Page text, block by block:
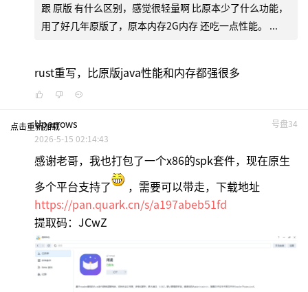
跟 原版 有什么区别，感觉很轻量啊 比原本少了什么功能，
用了好几年原版了，原本内存2G内存 还吃一点性能。 ...
rust重写，比原版java性能和内存都强很多
点击重新加载 号盘34
Uparrows
2026-5-15 02:14:43
感谢老哥，我也打包了一个x86的spk套件，现在原生
多个平台支持了
，需要可以带走，下载地址
https://pan.quark.cn/s/a197abeb51fd
提取码：JCwZ